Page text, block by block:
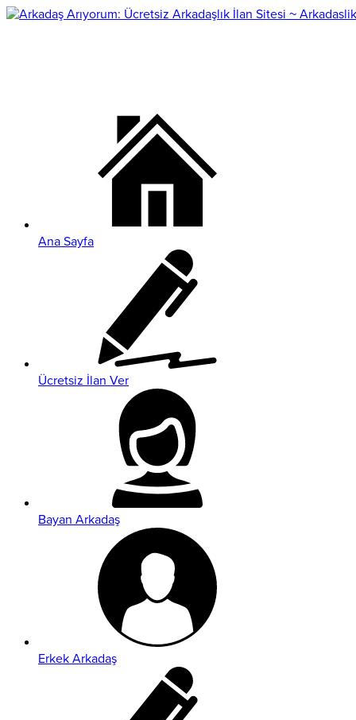
Ana Sayfa
Ücretsiz İlan Ver
Bayan Arkadaş
Erkek Arkadaş